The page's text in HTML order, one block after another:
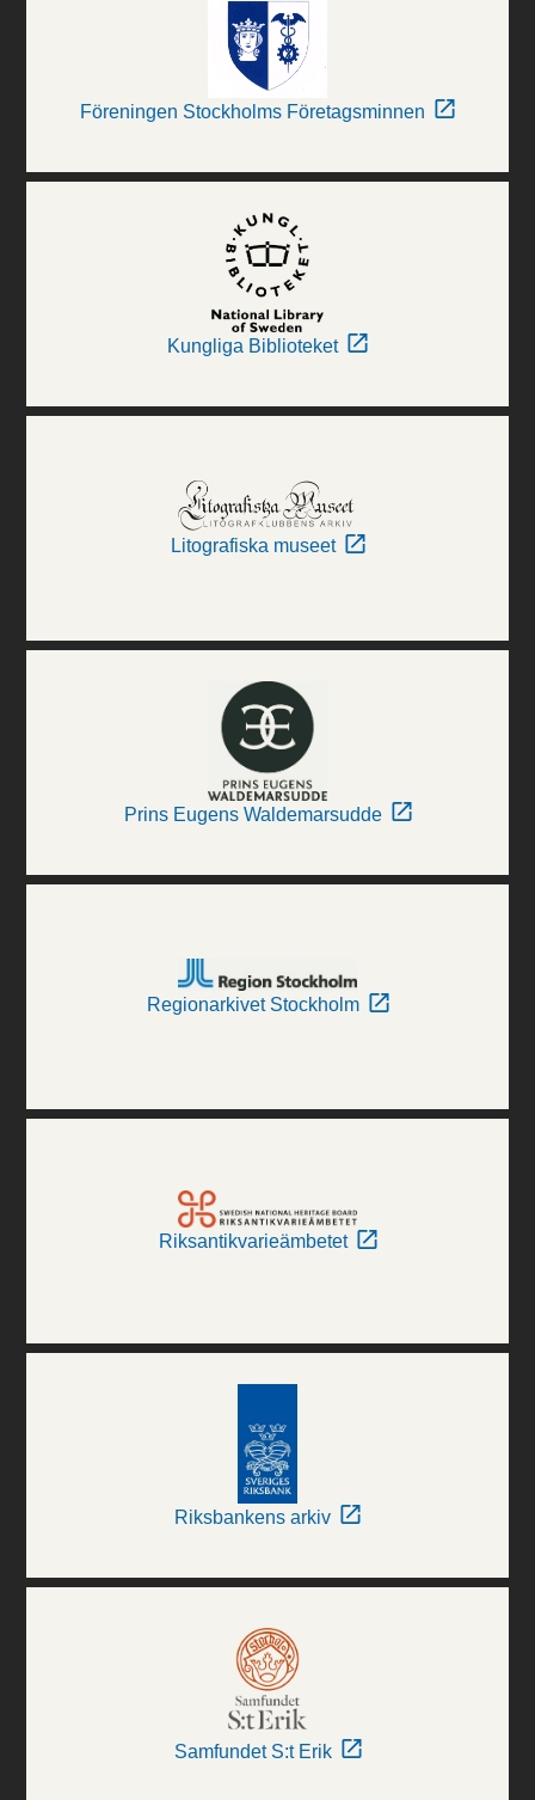
Föreningen Stockholms Företagsminnen
Kungliga Biblioteket
Litografiska museet
Prins Eugens Waldemarsudde
Regionarkivet Stockholm
Riksantikvarieämbetet
Riksbankens arkiv
Samfundet S:t Erik